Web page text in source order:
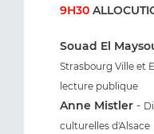
9H30
Souad El
Strasbourg Ville et
lecture publique
Anne Mistler -
culturelles d'Alsace